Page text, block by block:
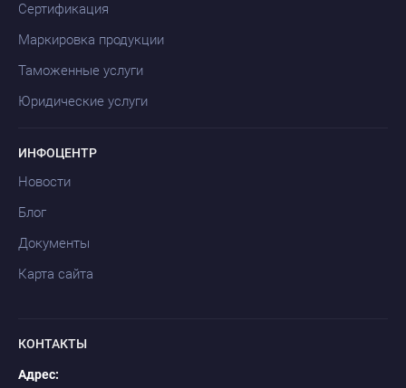
Сертификация
Маркировка продукции
Таможенные услуги
Юридические услуги
ИНФОЦЕНТР
Новости
Блог
Документы
Карта сайта
КОНТАКТЫ
Адрес: